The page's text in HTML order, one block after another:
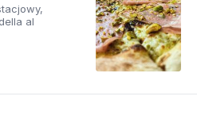
al